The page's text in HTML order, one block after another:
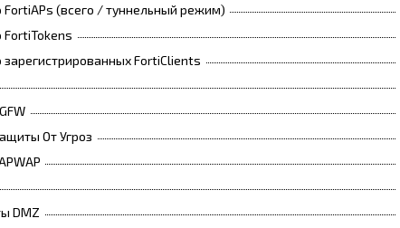
(всего / туннельный режим)
FortiTokens
FortiClients
От Угроз
DMZ